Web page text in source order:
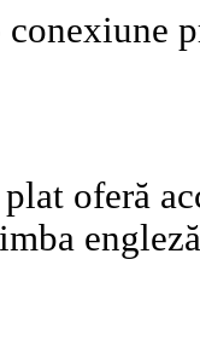
conexiune
oferă